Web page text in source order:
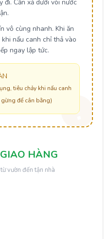
đi. Cần xả dưới vòi nước
vô cùng nhanh. Khi ăn
nấu canh chỉ thả vào
ngay lập tức.
tiêu chảy khi nấu canh
để cân bằng)
HÀNG
vườn đến tận nhà